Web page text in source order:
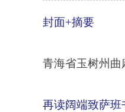
封面+摘要
青海省玉树州
（李旻、
再读阔端致萨班